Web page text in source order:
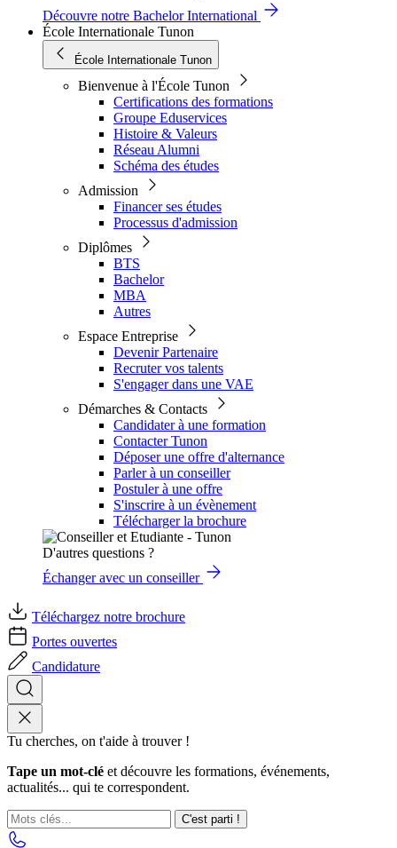
Découvre notre Bachelor International
École Internationale Tunon
École Internationale Tunon
Bienvenue à l'École Tunon
Certifications des formations
Groupe Eduservices
Histoire & Valeurs
Réseau Alumni
Schéma des études
Admission
Financer ses études
Processus d'admission
Diplômes
BTS
Bachelor
MBA
Autres
Espace Entreprise
Devenir Partenaire
Recruter vos talents
S'engager dans une VAE
Démarches & Contacts
Candidater à une formation
Contacter Tunon
Déposer une offre d'alternance
Parler à un conseiller
Postuler à une offre
S'inscrire à un évènement
Télécharger la brochure
D'autres questions ?
Échanger avec un conseiller
Téléchargez notre brochure
Portes ouvertes
Candidature
Tu cherches, on t'aide à trouver !
Tape un mot-clé et découvre les formations, événements,
actualités... qui te correspondent.
C'est parti !